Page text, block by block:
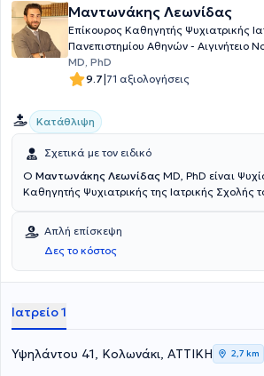
Μαντωνάκης Λεωνίδας
Επίκουρος Καθηγητής Ψυχιατρικής
Πανεπιστημίου Αθηνών - Αιγινήτειο
MD, PhD
9.7|71 αξιολογήσεις
Κατάθλιψη
Σχετικά με τον ειδικό
O Μαντωνάκης Λεωνίδας MD, PhD είναι
Καθηγητής Ψυχιατρικής της Ιατρικής Σχολής
τμήματος και εξωτερικού ιατρείου του
διατηρεί ιδιωτικό ιατρείο στο Κολωνάκι. Είναι
Ιατρικής Σχολής του Εθνικού και
Αθηνών και ειδικεύτηκε στη Ψυχιατρική στο
Συμπεριφορική Ψυχοθεραπεία στο
Αθηνών "Αιγινήτειο" και στην Απαρτιωτική
της Συμπεριφοράς. Ο κ. Μαντωνάκης έχει
επιστημονικών εργασιών σε διεθνή
Απλή επίσκεψη
Δες το κόστος
Ιατρείο 1
Υψηλάντου 41, Κολωνάκι, ΑΤΤΙΚΗ 2,7 km